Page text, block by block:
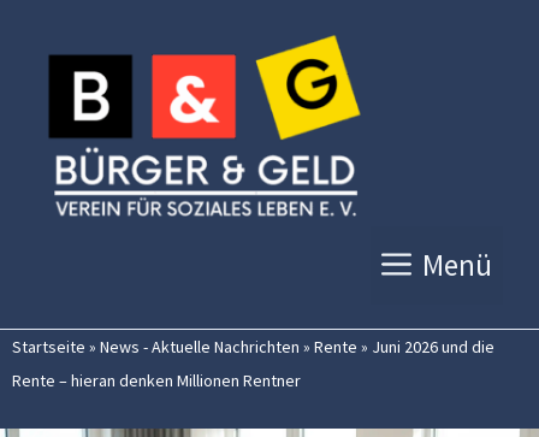
Inhalt
springen
Menü
Startseite » News - Aktuelle Nachrichten » Rente » Juni 2026 und die
Rente – hieran denken Millionen Rentner